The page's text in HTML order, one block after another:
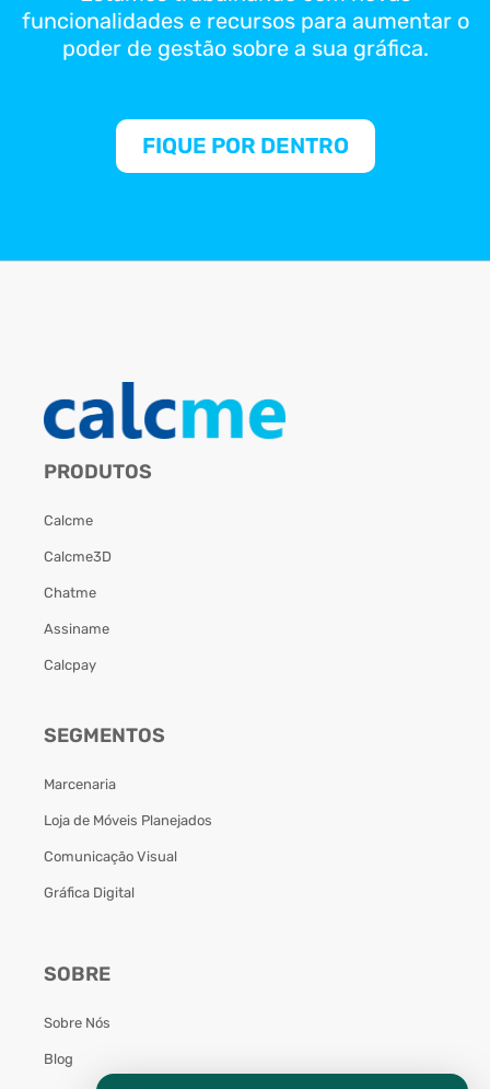
funcionalidades e recursos para aumentar o
poder de gestão sobre a sua gráfica.
FIQUE POR DENTRO
PRODUTOS
Calcme
Calcme3D
Chatme
Assiname
Calcpay
SEGMENTOS
Marcenaria
Loja de Móveis Planejados
Comunicação Visual
Gráfica Digital
SOBRE
Sobre Nós
Blog